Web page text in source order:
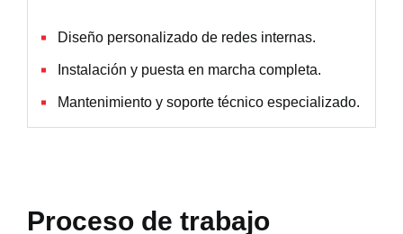
Diseño personalizado de redes internas.
Instalación y puesta en marcha completa.
Mantenimiento y soporte técnico especializado.
Proceso de trabajo